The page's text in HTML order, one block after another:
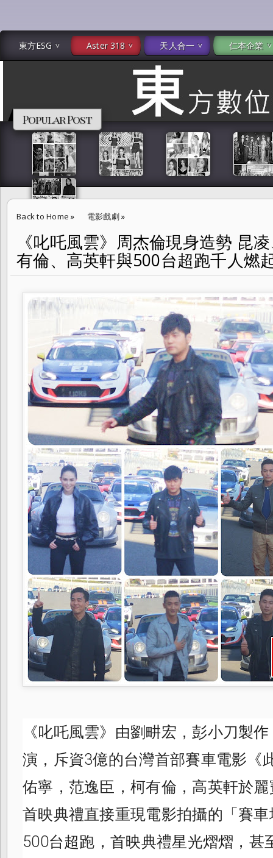
東方ESG Aster 318 天人合一 仁本企業
Popular Post
Back to Home » 電影戲劇»
《叱吒風雲》周杰倫現身造勢 昆凌、曹佑寧、范逸臣、柯有倫、高英
《叱吒風雲》周杰倫現身造勢 昆
有倫、高英軒與500台超跑千人燃
《叱吒風雲》由劉畊宏，彭小刀製
演，斥資3億的台灣首部賽車電影《
佑寧，范逸臣，柯有倫，高英軒於
首映典禮直接重現電影拍攝的「賽
500台超跑，首映典禮星光熠熠，甚